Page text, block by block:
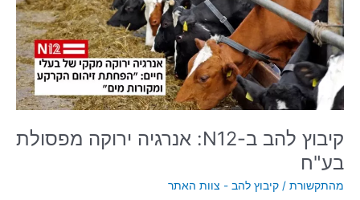
קיבוץ להב ב-N12: אנרגיה ירוקה מפסולת
בע"ח
מהתקשורת / קיבוץ להב - צוות האתר
אנרגיה
ירוקה
מפסולת
בע"ח